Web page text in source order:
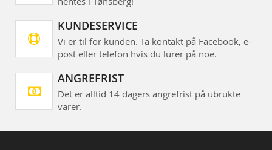
KUNDESERVICE
Vi er til for kunden. Ta kontakt på Facebook, e-
post eller telefon hvis du lurer på noe.
ANGREFRIST
Det er alltid 14 dagers angrefrist på ubrukte
varer.